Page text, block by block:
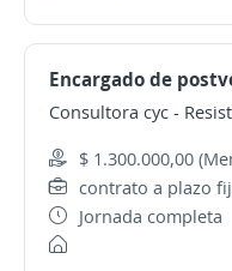
Encargado de
Consultora cyc -
$ 1.300.000,00
contrato a plazo
Jornada completa